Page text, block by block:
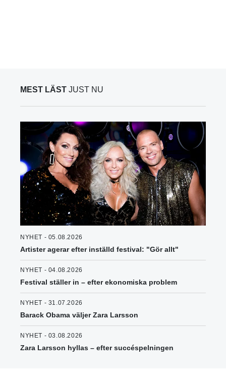
MEST LÄST JUST NU
NYHET - 05.08.2026
Artister agerar efter inställd festival: "Gör allt"
NYHET - 04.08.2026
Festival ställer in – efter ekonomiska problem
NYHET - 31.07.2026
Barack Obama väljer Zara Larsson
NYHET - 03.08.2026
Zara Larsson hyllas – efter succéspelningen